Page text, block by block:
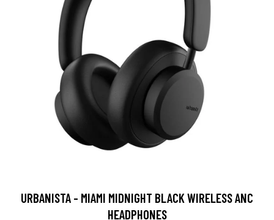
URBANISTA - MIAMI MIDNIGHT BLACK WIRELESS ANC
HEADPHONES